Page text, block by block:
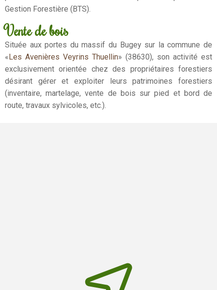
Gestion Forestière (BTS).
Vente de bois
Située aux portes du massif du Bugey sur la commune de
«Les Avenières Veyrins Thuellin» (38630), son activité est
exclusivement orientée chez des propriétaires forestiers
désirant gérer et exploiter leurs patrimoines forestiers
(inventaire, martelage, vente de bois sur pied et bord de
route, travaux sylvicoles, etc.).